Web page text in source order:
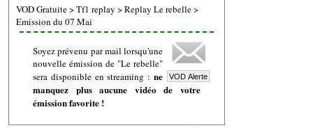
VOD Gratuite>Tf1 replay >Replay Le rebelle>
Emission du 07 Mai
Soyez prévenu par mail lorsqu'une
nouvelle émission de "Le rebelle"
sera disponible en streaming : ne
manquez plus aucune vidéo de votre
émission favorite !